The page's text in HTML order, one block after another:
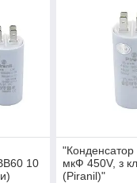
10
"Конденсатор
мкФ 450V, з
(Piranil)"